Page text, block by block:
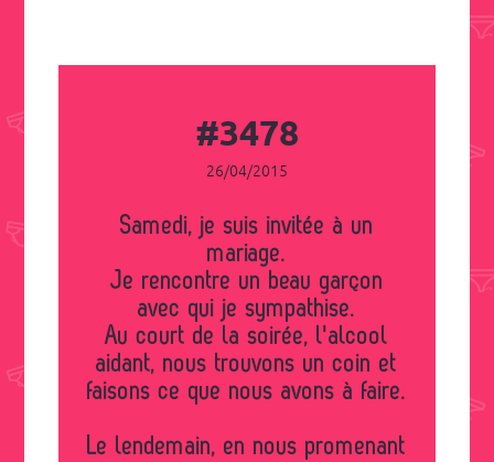
#3478
26/04/2015
Samedi, je suis invitée à un
mariage.
Je rencontre un beau garçon
avec qui je sympathise.
Au court de la soirée, l'alcool
aidant, nous trouvons un coin et
faisons ce que nous avons à faire.
Le lendemain, en nous promenant